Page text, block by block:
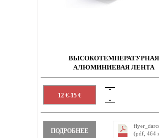
ВЫСОКОТЕМПЕРАТУРНАЯ
АЛЮМИНИЕВАЯ ЛЕНТА
12 €-15 €
ПОДРОБНЕЕ
(pdf, 464